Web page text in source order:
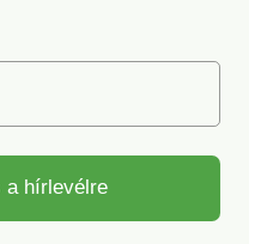
a hírlevélre